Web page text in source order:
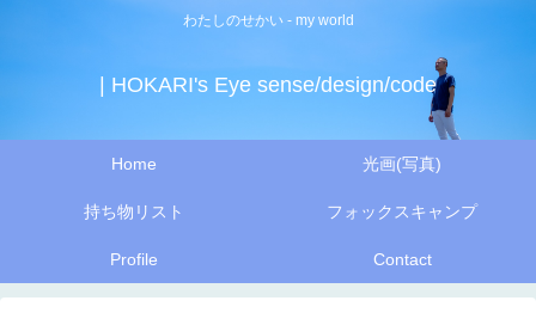
わたしのせかい - my world
| HOKARI's Eye sense/design/code
Home 光画(写真)
持ち物リスト フォックスキャンプ
Profile Contact